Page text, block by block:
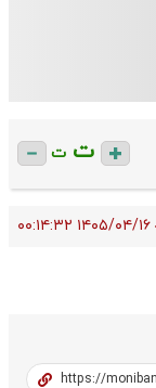
ت ت
۱۴۰۵/۰۴/۱۶ ۰۰:۱۴:۳۲